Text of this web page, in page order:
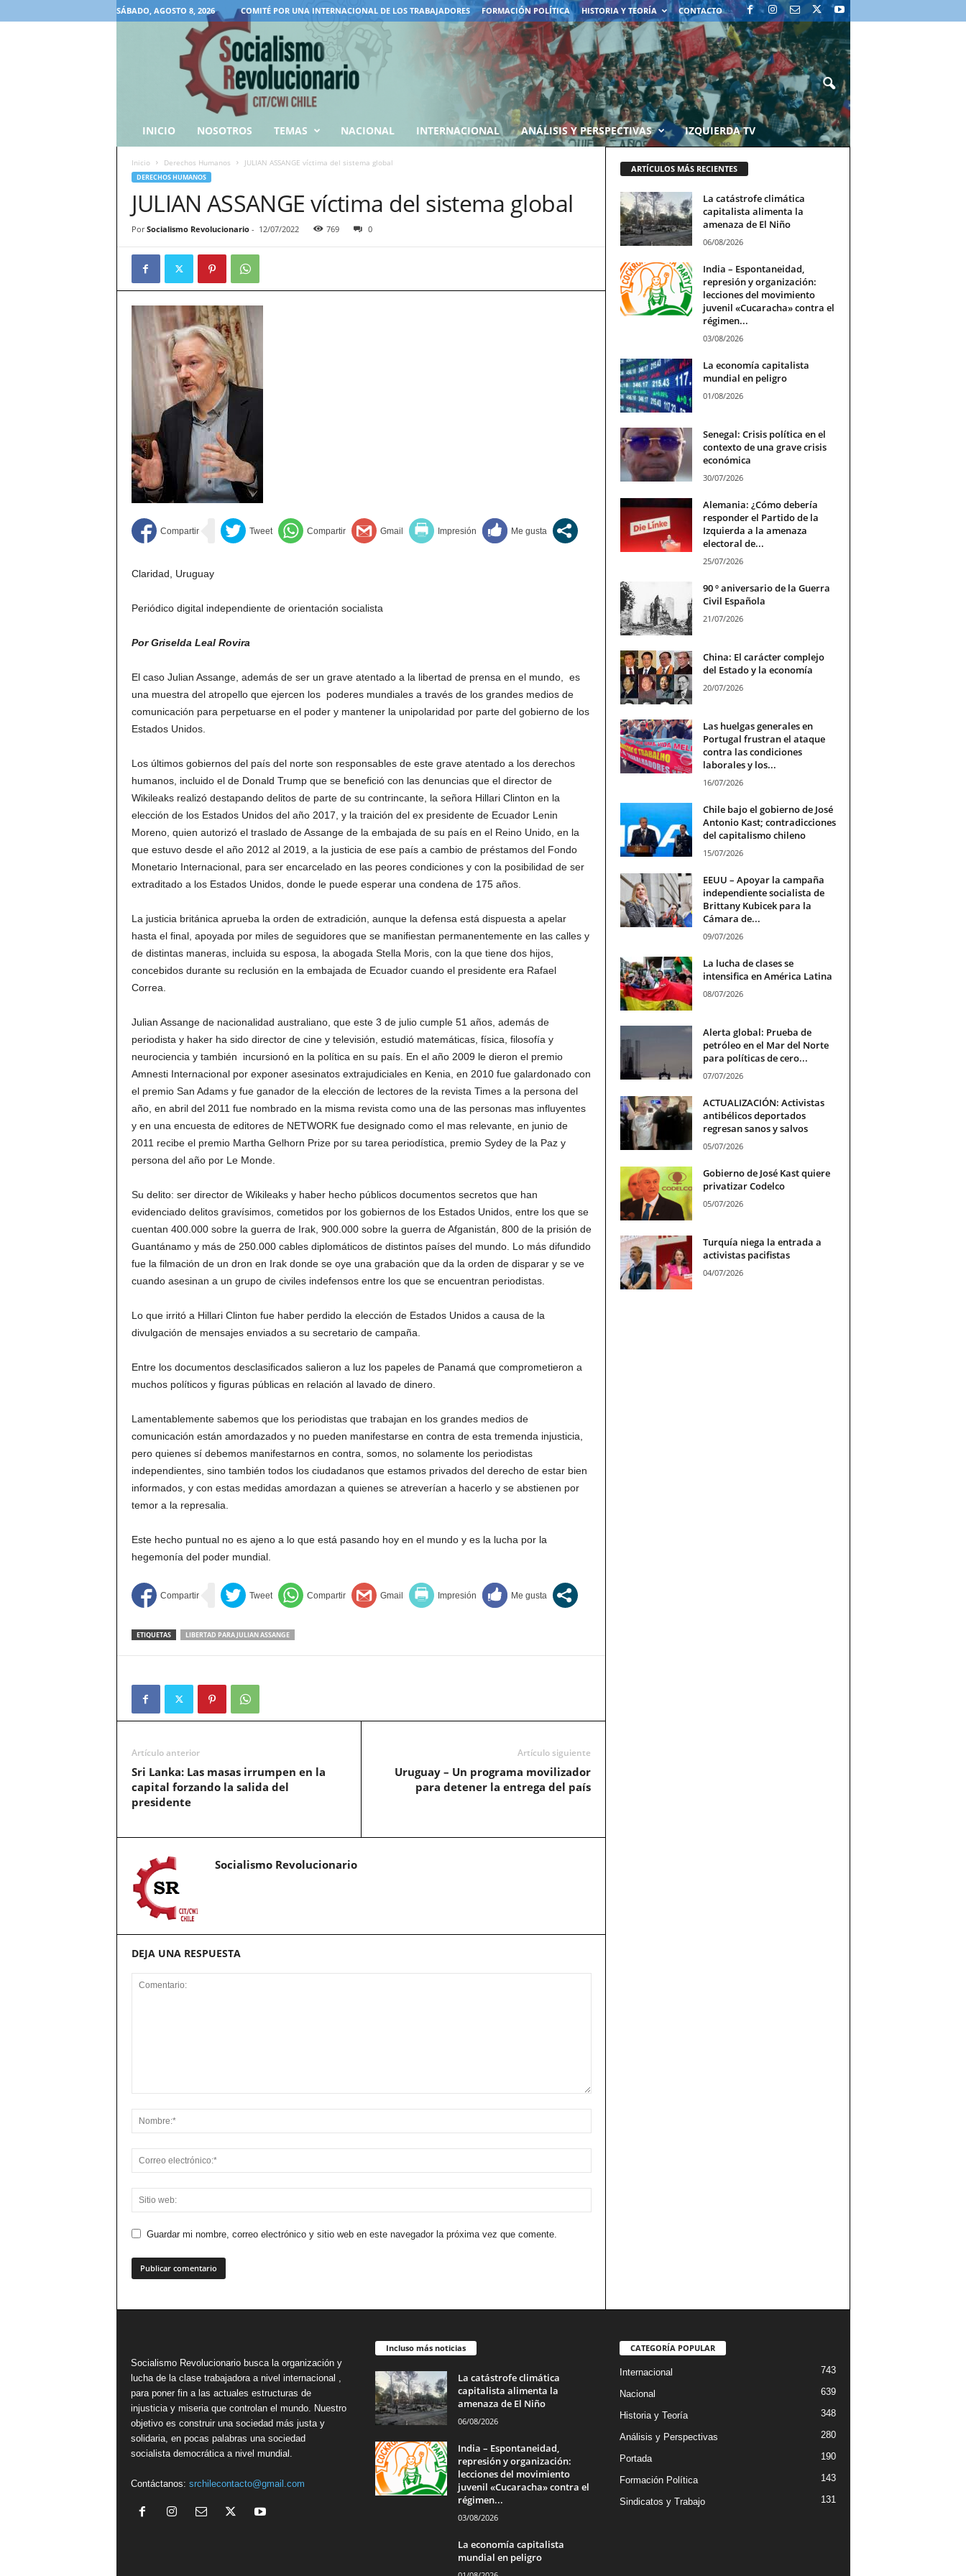
SÁBADO, AGOSTO 8, 2026 COMITÉ POR UNA INTERNACIONAL DE LOS TRABAJADORES FORMACIÓN POLÍTICA HISTORIA Y TEORÍA CONTACTO
INICIO NOSOTROS TEMAS NACIONAL INTERNACIONAL ANÁLISIS Y PERSPECTIVAS IZQUIERDA TV
Inicio Derechos Humanos JULIAN ASSANGE víctima del sistema global
DERECHOS HUMANOS
JULIAN ASSANGE víctima del sistema global
Por Socialismo Revolucionario- 12/07/2022 769 0
Claridad, Uruguay
Periódico digital independiente de orientación socialista
Por Griselda Leal Rovira
El caso Julian Assange, además de ser un grave atentado a la libertad de prensa en el mundo, es
una muestra del atropello que ejercen los poderes mundiales a través de los grandes medios de
comunicación para perpetuarse en el poder y mantener la unipolaridad por parte del gobierno de los
Estados Unidos.
Los últimos gobiernos del país del norte son responsables de este grave atentado a los derechos
humanos, incluido el de Donald Trump que se benefició con las denuncias que el director de
Wikileaks realizó destapando delitos de parte de su contrincante, la señora Hillari Clinton en la
elección de los Estados Unidos del año 2017, y la traición del ex presidente de Ecuador Lenin
Moreno, quien autorizó el traslado de Assange de la embajada de su país en el Reino Unido, en la
que estuvo desde el año 2012 al 2019, a la justicia de ese país a cambio de préstamos del Fondo
Monetario Internacional, para ser encarcelado en las peores condiciones y con la posibilidad de ser
extraditado a los Estados Unidos, donde le puede esperar una condena de 175 años.
La justicia británica aprueba la orden de extradición, aunque la defensa está dispuesta a apelar
hasta el final, apoyada por miles de seguidores que se manifiestan permanentemente en las calles y
de distintas maneras, incluida su esposa, la abogada Stella Moris, con la que tiene dos hijos,
concebidos durante su reclusión en la embajada de Ecuador cuando el presidente era Rafael
Correa.
Julian Assange de nacionalidad australiano, que este 3 de julio cumple 51 años, además de
periodista y haker ha sido director de cine y televisión, estudió matemáticas, física, filosofía y
neurociencia y también incursionó en la política en su país. En el año 2009 le dieron el premio
Amnesti Internacional por exponer asesinatos extrajudiciales en Kenia, en 2010 fue galardonado con
el premio San Adams y fue ganador de la elección de lectores de la revista Times a la persona del
año, en abril del 2011 fue nombrado en la misma revista como una de las personas mas influyentes
y en una encuesta de editores de NETWORK fue designado como el mas relevante, en junio de
2011 recibe el premio Martha Gelhorn Prize por su tarea periodística, premio Sydey de la Paz y
persona del año por Le Monde.
Su delito: ser director de Wikileaks y haber hecho públicos documentos secretos que han
evidenciado delitos gravísimos, cometidos por los gobiernos de los Estados Unidos, entre los que se
cuentan 400.000 sobre la guerra de Irak, 900.000 sobre la guerra de Afganistán, 800 de la prisión de
Guantánamo y más de 250.000 cables diplomáticos de distintos países del mundo. Lo más difundido
fue la filmación de un dron en Irak donde se oye una grabación que da la orden de disparar y se ve
cuando asesinan a un grupo de civiles indefensos entre los que se encuentran periodistas.
Lo que irritó a Hillari Clinton fue haber perdido la elección de Estados Unidos a causa de la
divulgación de mensajes enviados a su secretario de campaña.
Entre los documentos desclasificados salieron a luz los papeles de Panamá que comprometieron a
muchos políticos y figuras públicas en relación al lavado de dinero.
Lamentablemente sabemos que los periodistas que trabajan en los grandes medios de
comunicación están amordazados y no pueden manifestarse en contra de esta tremenda injusticia,
pero quienes sí debemos manifestarnos en contra, somos, no solamente los periodistas
independientes, sino también todos los ciudadanos que estamos privados del derecho de estar bien
informados, y con estas medidas amordazan a quienes se atreverían a hacerlo y se abstienen por
temor a la represalia.
Este hecho puntual no es ajeno a lo que está pasando hoy en el mundo y es la lucha por la
hegemonía del poder mundial.
ETIQUETAS LIBERTAD PARA JULIAN ASSANGE
Artículo anterior
Sri Lanka: Las masas irrumpen en la
capital forzando la salida del
presidente
Artículo siguiente
Uruguay – Un programa movilizador
para detener la entrega del país
Socialismo Revolucionario
DEJA UNA RESPUESTA
Guardar mi nombre, correo electrónico y sitio web en este navegador la próxima vez que comente.
ARTÍCULOS MÁS RECIENTES
La catástrofe climática
capitalista alimenta la
amenaza de El Niño
06/08/2026
India – Espontaneidad,
represión y organización:
lecciones del movimiento
juvenil «Cucaracha» contra el
régimen...
03/08/2026
La economía capitalista
mundial en peligro
01/08/2026
Senegal: Crisis política en el
contexto de una grave crisis
económica
30/07/2026
Alemania: ¿Cómo debería
responder el Partido de la
Izquierda a la amenaza
electoral de...
25/07/2026
90 º aniversario de la Guerra
Civil Española
21/07/2026
China: El carácter complejo
del Estado y la economía
20/07/2026
Las huelgas generales en
Portugal frustran el ataque
contra las condiciones
laborales y los...
16/07/2026
Chile bajo el gobierno de José
Antonio Kast; contradicciones
del capitalismo chileno
15/07/2026
EEUU – Apoyar la campaña
independiente socialista de
Brittany Kubicek para la
Cámara de...
09/07/2026
La lucha de clases se
intensifica en América Latina
08/07/2026
Alerta global: Prueba de
petróleo en el Mar del Norte
para políticas de cero...
07/07/2026
ACTUALIZACIÓN: Activistas
antibélicos deportados
regresan sanos y salvos
05/07/2026
Gobierno de José Kast quiere
privatizar Codelco
05/07/2026
Turquía niega la entrada a
activistas pacifistas
04/07/2026
Socialismo Revolucionario busca la organización y
lucha de la clase trabajadora a nivel internacional ,
para poner fin a las actuales estructuras de
injusticia y miseria que controlan el mundo. Nuestro
objetivo es construir una sociedad más justa y
solidaria, en pocas palabras una sociedad
socialista democrática a nivel mundial.
Contáctanos: srchilecontacto@gmail.com
Incluso más noticias
La catástrofe climática
capitalista alimenta la
amenaza de El Niño
06/08/2026
India – Espontaneidad,
represión y organización:
lecciones del movimiento
juvenil «Cucaracha» contra el
régimen...
03/08/2026
La economía capitalista
mundial en peligro
CATEGORÍA POPULAR
Internacional 743
Nacional 639
Historia y Teoría 348
Análisis y Perspectivas 280
Portada 190
Formación Política 143
Sindicatos y Trabajo 131